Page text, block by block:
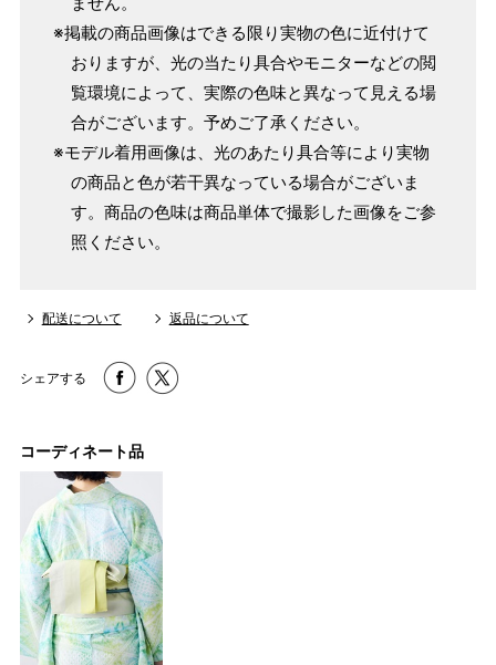
※掲載の商品画像はできる限り実物の色に近付けて
おりますが、光の当たり具合やモニターなどの閲
覧環境によって、実際の色味と異なって見える場
合がございます。予めご了承ください。
※モデル着用画像は、光のあたり具合等により実物
の商品と色が若干異なっている場合がございま
す。商品の色味は商品単体で撮影した画像をご参
照ください。
配送について 返品について
シェアする
コーディネート品